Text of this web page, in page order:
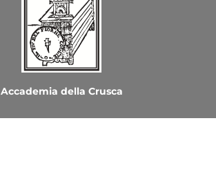
Accademia della Crusca